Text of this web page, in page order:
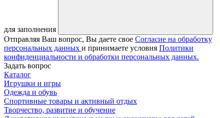
для заполнения
Отправляя Ваш вопрос, Вы даете свое Согласие на обработку
персональных данных и принимаете условия Политики
конфиденциальности и обработки персональных данных.
Задать вопрос
Каталог
Игрушки и игры
Одежда и обувь
Спортивные товары и активный отдых
Творчество, развитие и обучение